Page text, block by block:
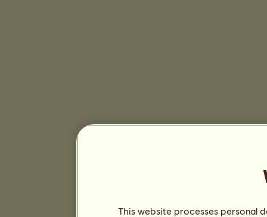
This website processes personal